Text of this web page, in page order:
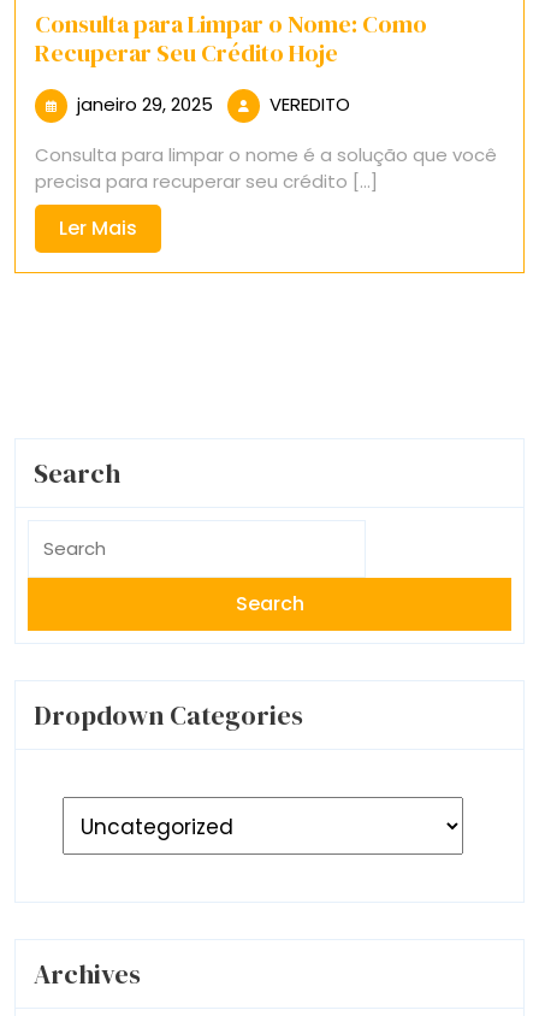
Consulta para Limpar o Nome: Como
Recuperar Seu Crédito Hoje
janeiro 29, 2025 janeiro
2025
VEREDITO
Consulta para limpar o nome é a solução que você
precisa para recuperar seu crédito [...]
Ler Mais
Mais
Search
for:
Dropdown Categories
Archives